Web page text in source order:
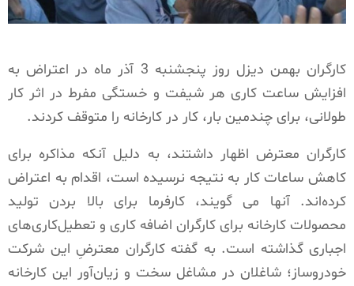
کارگران بهمن دیزل روز پنجشنبه 3 آذر ماه در اعتراض به
افزایش ساعت کاری هر شیفت و خستگی مفرط در اثر کار
طولانی، برای چندمین بار، کار در کارخانه را متوقف کردند.
کارگران معترض اظهار داشتند، به دلیل آنکه مذاکره برای
کاهش ساعات کار به نتیجه نرسیده است، اقدام به اعتراض
کرده‌اند. آنها می گویند، کارفرما برای بالا بردن تولید
محصولات کارخانه برای کارگران اضافه کاری و تعطیل‌کاری‌های
اجباری گذاشته است. به گفته کارگران معترضِ این شرکت
خودروساز؛ شاغلان در مشاغل سخت و زیان‌آور این کارخانه